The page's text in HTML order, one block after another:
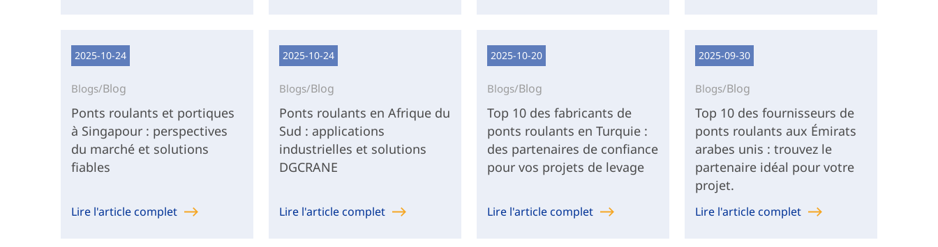
2025-10-24
Blogs/Blog
Ponts roulants et portiques
à Singapour : perspectives
du marché et solutions
fiables
Lire l'article complet
2025-10-24
Blogs/Blog
Ponts roulants en Afrique du
Sud : applications
industrielles et solutions
DGCRANE
Lire l'article complet
2025-10-20
Blogs/Blog
Top 10 des fabricants de
ponts roulants en Turquie :
des partenaires de confiance
pour vos projets de levage
Lire l'article complet
2025-09-30
Blogs/Blog
Top 10 des fournisseurs de
ponts roulants aux Émirats
arabes unis : trouvez le
partenaire idéal pour votre
projet.
Lire l'article complet